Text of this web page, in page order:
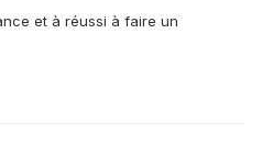
et à réussi à faire un